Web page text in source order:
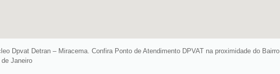
Dpvat Detran – Miracema. Confira Ponto de Atendimento DPVAT na proximidade do Bairro
Janeiro